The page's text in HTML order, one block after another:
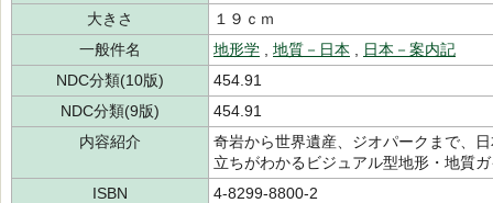
大きさ
１９ｃｍ
一般件名
地形学 地質－日本
日本－案内記
NDC分類(10版)
454.91
NDC分類(9版)
454.91
内容紹介
奇岩から世界遺産、ジオパークまで、
立ちがわかるビジュアル型地形・地質
ISBN
4-8299-8800-2